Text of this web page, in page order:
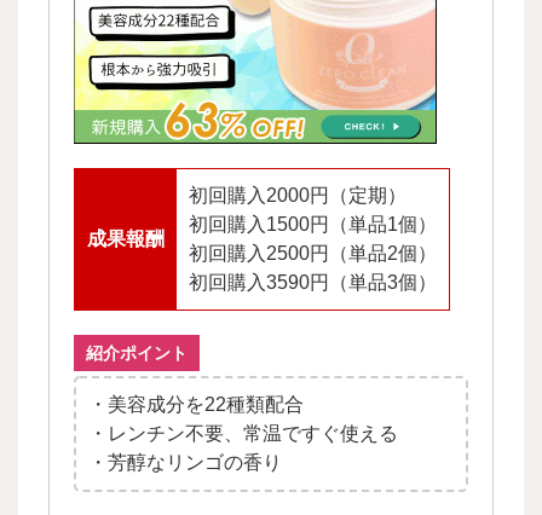
成果報酬
初回購入2000円（定期）
初回購入1500円（単品1個）
初回購入2500円（単品2個）
初回購入3590円（単品3個）
紹介ポイント
・美容成分を22種類配合
・レンチン不要、常温ですぐ使える
・芳醇なリンゴの香り